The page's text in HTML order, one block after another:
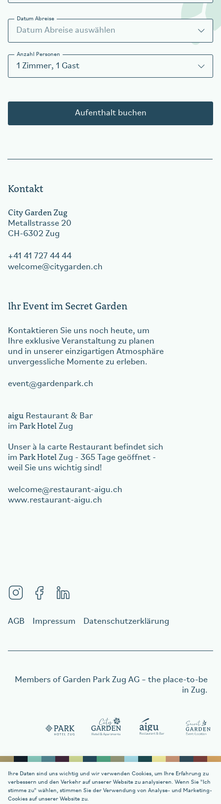
Gutschein bestellen
Gutschein bestellen
Ihre Daten sind uns wichtig und wir verwenden Cookies, um Ihre Erfahrung zu
verbessern und den Verkehr auf unserer Website zu analysieren. Wenn Sie "Ich
stimme zu" wählen, stimmen Sie der Verwendung von Analyse- und Marketing-
Cookies auf unserer Website zu.
Kontakt
City Garden Zug
Metallstrasse 20
CH-6302 Zug
+41 41 727 44 44
welcome
citygarden.ch
Ihr Event im Secret Garden
Kontaktieren Sie uns noch heute, um
Ihre exklusive Veranstaltung zu planen
und in unserer einzigartigen Atmosphäre
unvergessliche Momente zu erleben.
event gardenpark.ch
aigu Restaurant & Bar
im Park Hotel Zug
Unser à la carte Restaurant befindet sich
im Park Hotel Zug - 365 Tage geöffnet -
weil Sie uns wichtig sind!
welcome
restaurant-aigu.ch
www.restaurant-aigu.ch
AGB Impressum Datenschutzerklärung
Datum Abreise
Anzahl Personen
1 Zimmer, 1 Gast
Aufenthalt buchen
Members of Garden Park Zug AG– the place-to-be
in Zug.